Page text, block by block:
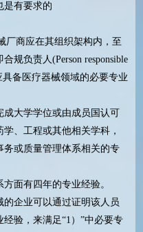
是有要求的
厂商应在其组织架构内，至
规负责人(Person responsible
具备医疗器械领域的必要专业
大学学位或由成员国认可
、工程或其他相关学科，
或质量管理体系相关的专
面有四年的专业经验。
的企业可以通过证明该人员
验，来满足“1）”中必要专